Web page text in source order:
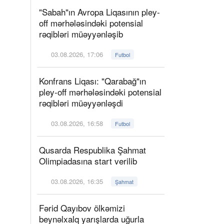
"Sabah"ın Avropa Liqasının pley-
off mərhələsindəki potensial
rəqibləri müəyyənləşib
03.08.2026, 17:06 Futbol
Konfrans Liqası: "Qarabağ"ın
pley-off mərhələsindəki potensial
rəqibləri müəyyənləşdi
03.08.2026, 16:58 Futbol
Qusarda Respublika Şahmat
Olimpiadasına start verilib
03.08.2026, 16:35 Şahmat
Fərid Qayıbov ölkəmizi
beynəlxalq yarışlarda uğurla